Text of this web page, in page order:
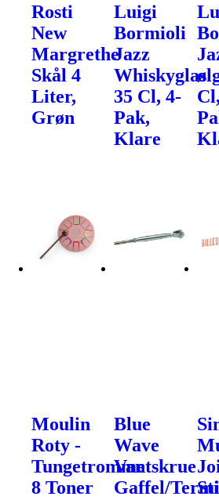
Rosti
New
Margrethe
Skål 4
Liter,
Grøn
Luigi
Bormioli
Jazz
Whiskyglas
35 Cl, 4-
Pak,
Klare
Moulin
Roty -
Tungetromme
8 Toner
Blue
Wave
Vantskrue
Gaffel/